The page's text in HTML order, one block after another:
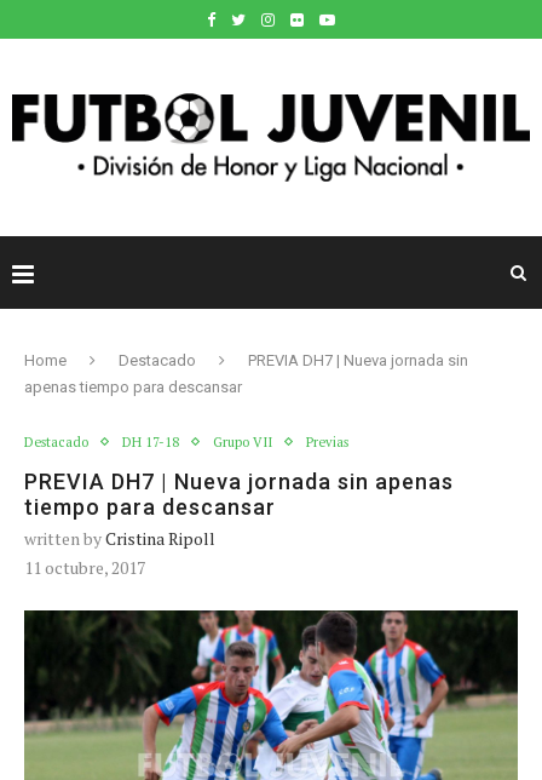
Home Destacado
PREVIA DH7 | Nueva jornada sin
apenas tiempo para descansar
Destacado DH 17-18 Grupo VII Previas
PREVIA DH7 | Nueva jornada sin apenas
tiempo para descansar
written byCristina Ripoll
11 octubre, 2017